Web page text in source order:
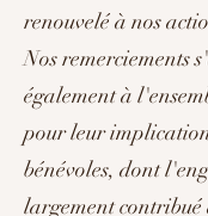
renouvelé à nos
Nos remerciements
également à
pour leur
bénévoles, dont
largement contribué